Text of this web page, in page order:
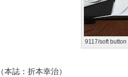
9117/soft
（本誌：折本幸治）